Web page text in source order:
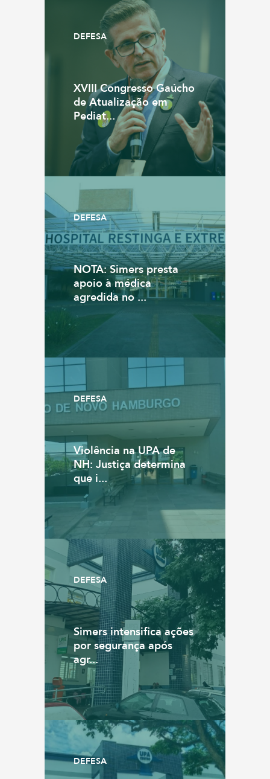
DEFESA
XVIII Congresso Gaúcho
de Atualização em
Pediat...
DEFESA
NOTA: Simers presta
apoio à médica
agredida no ...
DEFESA
Violência na UPA de
NH: Justiça determina
que i...
DEFESA
Simers intensifica ações
por segurança após
agr...
DEFESA